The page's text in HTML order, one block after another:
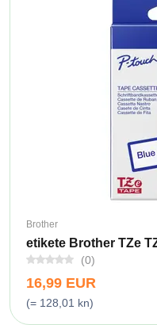
Brother
etikete Brother TZe
(0)
16,99 EUR
(= 128,01 kn)